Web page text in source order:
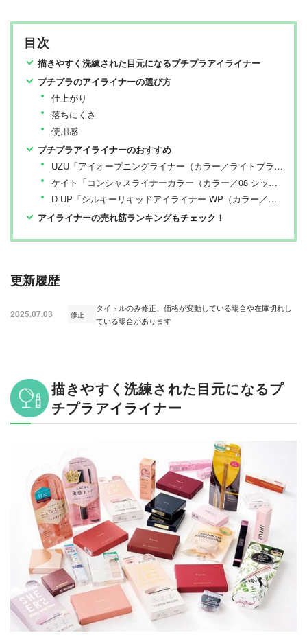
目次
描きやすく洗練された目元になるプチプラアイライナー
プチプラのアイライナーの選び方
仕上がり
落ちにくさ
使用感
プチプラアイライナーのおすすめ
UZU「アイオープニングライナー（カラー／ライトブラウン）」
ケイト「コンシャスライナーカラー（カラー／08 シックバーガンディ）」
D-UP「シルキーリキッドアイライナー WP（カラー／マスタードブラウン）」
アイライナーの売れ筋ランキングもチェック！
更新履歴
2025.07.03 修正
タイトルのみ修正、価格が変動している場合や在庫切れし
ている場合があります
描きやすく洗練された目元になるプ
チプラアイライナー